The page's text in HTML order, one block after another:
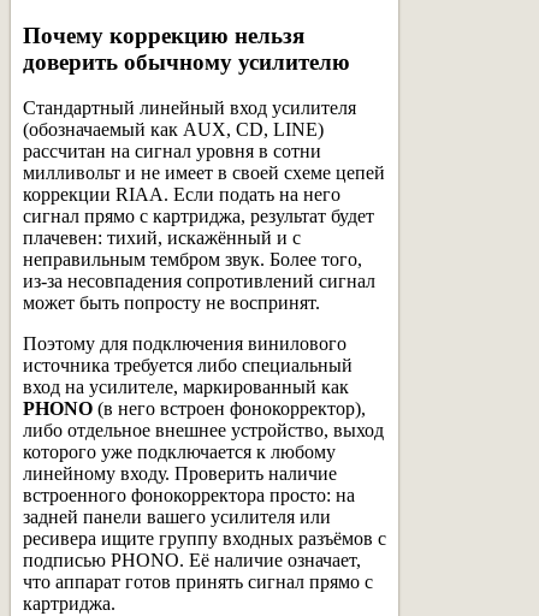
Почему коррекцию нельзя
доверить обычному усилителю
Стандартный линейный вход усилителя
(обозначаемый как AUX, CD, LINE)
рассчитан на сигнал уровня в сотни
милливольт и не имеет в своей схеме цепей
коррекции RIAA. Если подать на него
сигнал прямо с картриджа, результат будет
плачевен: тихий, искажённый и с
неправильным тембром звук. Более того,
из-за несовпадения сопротивлений сигнал
может быть попросту не воспринят.
Поэтому для подключения винилового
источника требуется либо специальный
вход на усилителе, маркированный как
PHONO (в него встроен фонокорректор),
либо отдельное внешнее устройство, выход
которого уже подключается к любому
линейному входу. Проверить наличие
встроенного фонокорректора просто: на
задней панели вашего усилителя или
ресивера ищите группу входных разъёмов с
подписью PHONO. Её наличие означает,
что аппарат готов принять сигнал прямо с
картриджа.